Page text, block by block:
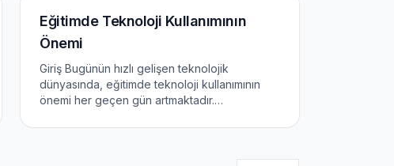
Eğitimde Teknoloji Kullanımının
Önemi
Giriş Bugünün hızlı gelişen teknolojik
dünyasında, eğitimde teknoloji kullanımının
önemi her geçen gün artmaktadır.
öğrenmeleri ve öğretmenlerin daha etkili bir